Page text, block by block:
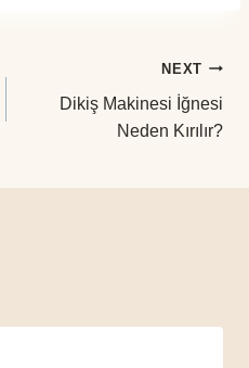
NEXT
Dikiş Makinesi İğnesi
Neden Kırılır?